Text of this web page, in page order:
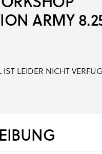
ARMY
IST LEIDER NICHT